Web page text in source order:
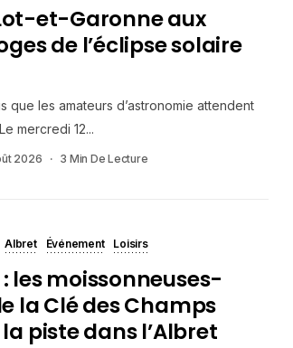
et-Garonne aux
de l’éclipse solaire
que les amateurs d’astronomie attendent
mercredi 12...
2026 3 Min De Lecture
Albret Événement Loisirs
les moissonneuses-
la Clé des Champs
piste dans l’Albret